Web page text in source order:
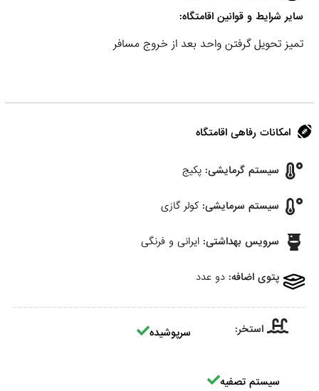
سایر شرایط و قوانین اقامتگاه:
تمیز تحویل گرفتن واحد بعد از خروج مسافر
امکانات رفاهی اقامتگاه
سیستم گرمایشی: پکیج
سیستم سرمایشی: کولر گازی
سرویس بهداشتی: ایرانی و فرنگی
پتوی اضافه: دو عدد
استخر: سرپوشیده
سیستم تصفیه